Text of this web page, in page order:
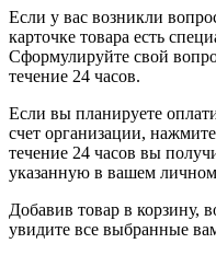
Если у вас возникли
карточке товара есть
Сформулируйте свой
течение 24 часов.
Если вы планируете
счет организации,
течение 24 часов вы
указанную в вашем
Добавив товар в корзину,
увидите все выбранные